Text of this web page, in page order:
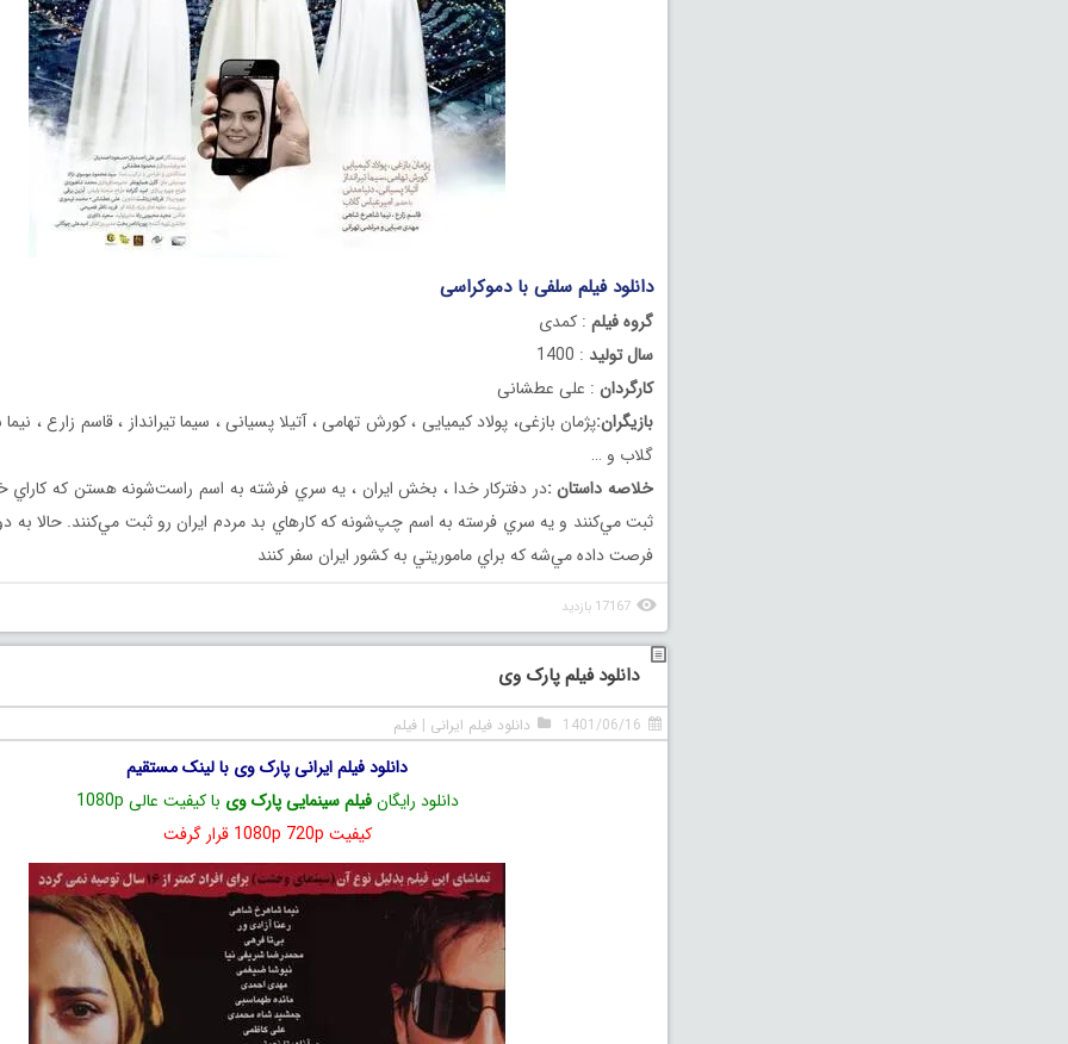
دانلود فیلم سلفی با دموکراسی
گروه فیلم : کمدی
سال تولید : 1400
کارگردان : علی عطشانی
بازیگران:پژمان بازغی، پولاد کیمیایی ، کورش تهامی ، آتیلا پسیانی ، سیما تیرانداز ، قاسم زارع ،
گلاب و …
خلاصه داستان :در دفتركار خدا ، بخش ايران ، يه سري فرشته به اسم راست‌شونه هستن كه كاراي
ثبت مي‌كنند و يه سري فرسته به اسم چپ‌شونه كه كارهاي بد مردم ايران رو ثبت مي‌كنند. حالا به دو
فرصت داده مي‌شه كه براي ماموريتي به كشور ايران سفر كنند
17167 بازدید
دانلود فیلم پارک وی
1401/06/16 دانلود فیلم ایرانی | فیلم
دانلود فیلم ایرانی پارک وی با لینک مستقیم
دانلود رایگانفیلم سینمایی پارک وی با کیفیت عالی 1080p
کیفیت 1080p 720p قرار گرفت